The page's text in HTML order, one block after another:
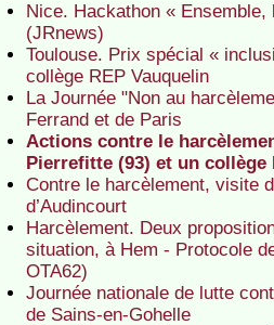
Nice. Hackathon «
(JRnews)
Toulouse. Prix spécial «
collège REP Vauquelin
La Journée "Non au
Ferrand et de Paris
Actions contre le
Pierrefitte (93) et un collège
Contre le harcèlement, visite
d’Audincourt
Harcèlement. Deux
situation, à Hem - Protocole
OTA62)
Journée nationale de lutte
de Sains-en-Gohelle